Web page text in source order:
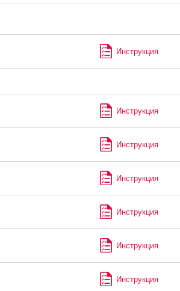
Инструкция
Инструкция
Инструкция
Инструкция
Инструкция
Инструкция
Инструкция